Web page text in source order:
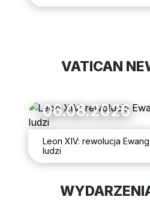
VATICAN
06.08.2026
Leon XIV: rewolucja
ludzi